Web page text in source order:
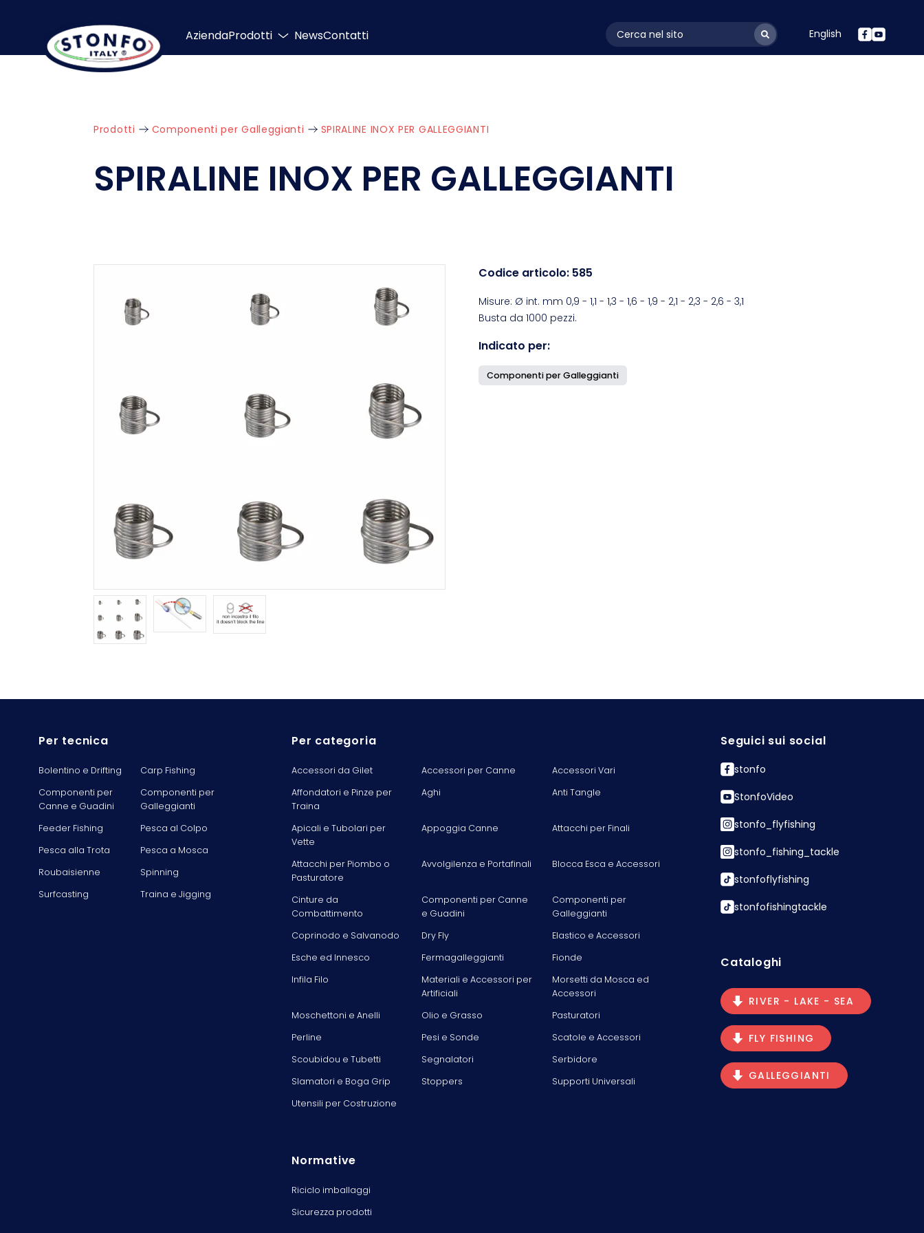
AziendaProdotti NewsContatti layoutSearchLabel English
Prodotti Componenti per Galleggianti SPIRALINE INOX PER GALLEGGIANTI
SPIRALINE INOX PER GALLEGGIANTI
Codice articolo: 585
Misure: Ø int. mm 0,9 - 1,1 - 1,3 - 1,6 - 1,9 - 2,1 - 2,3 - 2,6 - 3,1
Busta da 1000 pezzi.
Indicato per:
Componenti per Galleggianti
Per tecnica
Bolentino e Drifting
Carp Fishing
Componenti per
Canne e Guadini
Componenti per
Galleggianti
Feeder Fishing
Pesca al Colpo
Pesca alla Trota
Pesca a Mosca
Roubaisienne
Spinning
Surfcasting
Traina e Jigging
Per categoria
Accessori da Gilet Accessori per Canne
Accessori Vari
Affondatori e Pinze per
Traina
Aghi Anti Tangle
Apicali e Tubolari per
Vette
Appoggia Canne Attacchi per Finali
Attacchi per Piombo o
Pasturatore
Avvolgilenza e Portafinali Blocca Esca e Accessori
Cinture da
Combattimento
Componenti per Canne
e Guadini
Componenti per
Galleggianti
Coprinodo e Salvanodo
Dry Fly
Elastico e Accessori
Esche ed Innesco
Fermagalleggianti
Fionde
Infila Filo
Materiali e Accessori per
Artificiali
Morsetti da Mosca ed
Accessori
Moschettoni e Anelli
Olio e Grasso
Pasturatori
Perline
Pesi e Sonde
Scatole e Accessori
Scoubidou e Tubetti
Segnalatori
Serbidore
Slamatori e Boga Grip
Stoppers
Supporti Universali
Utensili per Costruzione
Normative
Riciclo imballaggi
Sicurezza prodotti
Seguici sui social
stonfo
StonfoVideo
stonfo_flyfishing
stonfo_fishing_tackle
stonfoflyfishing
stonfofishingtackle
Cataloghi
RIVER - LAKE - SEA
FLY FISHING
GALLEGGIANTI